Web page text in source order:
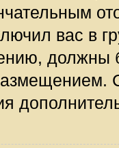
вас в
должны